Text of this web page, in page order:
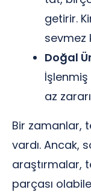
getirir.
sevmez
Doğal
az
Bir zamanlar,
vardı. Ancak,
araştırmalar,
parçası